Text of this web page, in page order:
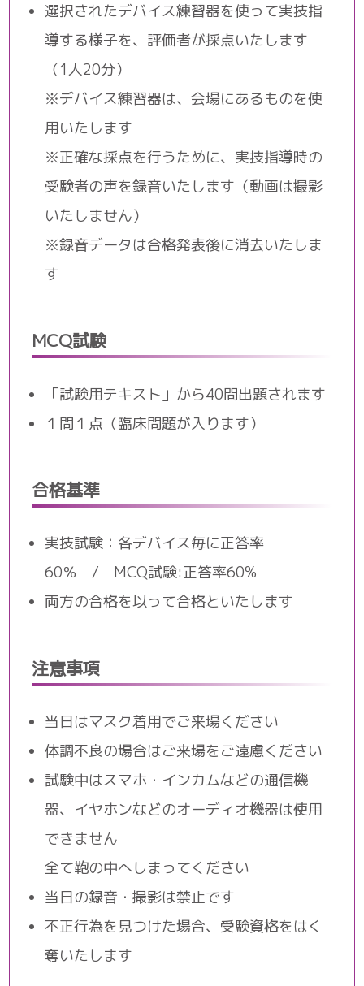
選択されたデバイス練習器を使って実技指
導する様子を、評価者が採点いたします
（1人20分）
※デバイス練習器は、会場にあるものを使
用いたします
※正確な採点を行うために、実技指導時の
受験者の声を録音いたします（動画は撮影
いたしません）
※録音データは合格発表後に消去いたしま
す
MCQ試験
「試験用テキスト」から40問出題されます
１問１点（臨床問題が入ります）
合格基準
実技試験：各デバイス毎に正答率
60％ / MCQ試験:正答率60%
両方の合格を以って合格といたします
注意事項
当日はマスク着用でご来場ください
体調不良の場合はご来場をご遠慮ください
試験中はスマホ・インカムなどの通信機
器、イヤホンなどのオーディオ機器は使用
できません
全て鞄の中へしまってください
当日の録音・撮影は禁止です
不正行為を見つけた場合、受験資格をはく
奪いたします